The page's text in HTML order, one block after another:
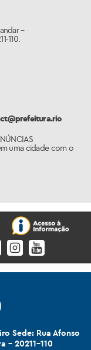
–
110.
uma cidade com o
Sede: Rua Afonso
- 20211-110